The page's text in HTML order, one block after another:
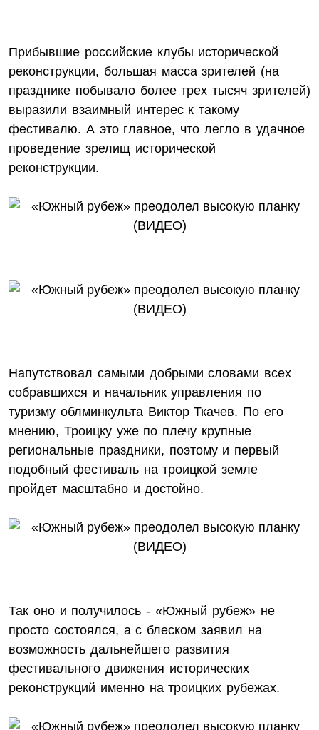
Прибывшие российские клубы исторической
реконструкции, большая масса зрителей (на
празднике побывало более трех тысяч зрителей)
выразили взаимный интерес к такому
фестивалю. А это главное, что легло в удачное
проведение зрелищ исторической
реконструкции.
Напутствовал самыми добрыми словами всех
собравшихся и начальник управления по
туризму облминкульта Виктор Ткачев. По его
мнению, Троицку уже по плечу крупные
региональные праздники, поэтому и первый
подобный фестиваль на троицкой земле
пройдет масштабно и достойно.
Так оно и получилось - «Южный рубеж» не
просто состоялся, а с блеском заявил на
возможность дальнейшего развития
фестивального движения исторических
реконструкций именно на троицких рубежах.